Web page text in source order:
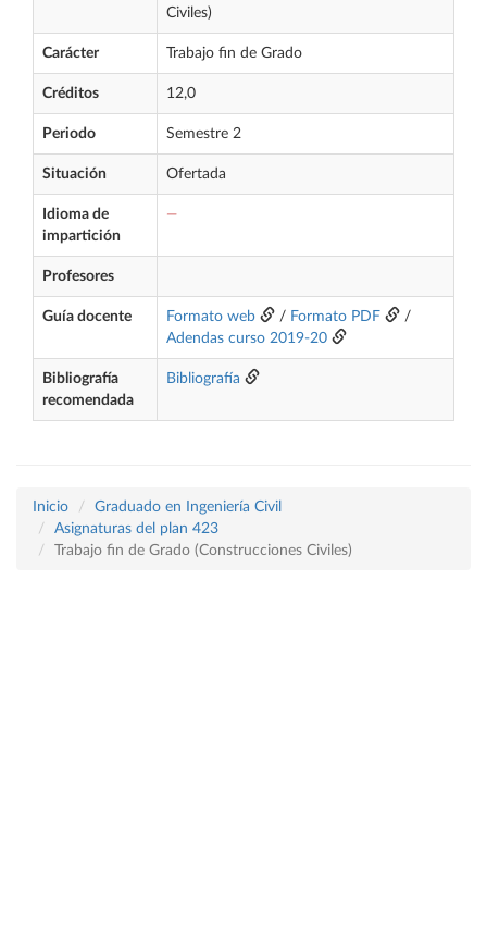
Civiles)
Carácter Trabajo fin de Grado
Créditos 12,0
Periodo Semestre 2
Situación Ofertada
Idioma de
impartición
—
Profesores
Guía docente Formato web / Formato PDF
/
Adendas curso 2019-20
Bibliografía
recomendada
Bibliografía
Inicio
Graduado en Ingeniería Civil
Asignaturas del plan 423
Trabajo fin de Grado (Construcciones Civiles)